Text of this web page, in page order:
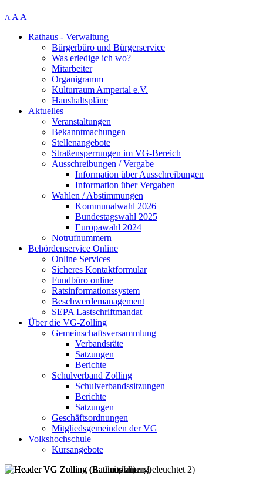
A A A
Rathaus - Verwaltung
Bürgerbüro und Bürgerservice
Was erledige ich wo?
Mitarbeiter
Organigramm
Kulturraum Ampertal e.V.
Haushaltspläne
Aktuelles
Veranstaltungen
Bekanntmachungen
Stellenangebote
Straßensperrungen im VG-Bereich
Ausschreibungen / Vergabe
Information über Ausschreibungen
Information über Vergaben
Wahlen / Abstimmungen
Kommunalwahl 2026
Bundestagswahl 2025
Europawahl 2024
Notrufnummern
Behördenservice Online
Online Services
Sicheres Kontaktformular
Fundbüro online
Ratsinformationssystem
Beschwerdemanagement
SEPA Lastschriftmandat
Über die VG-Zolling
Gemeinschaftsversammlung
Verbandsräte
Satzungen
Berichte
Schulverband Zolling
Schulverbandssitzungen
Berichte
Satzungen
Geschäftsordnungen
Mitgliedsgemeinden der VG
Volkshochschule
Kursangebote